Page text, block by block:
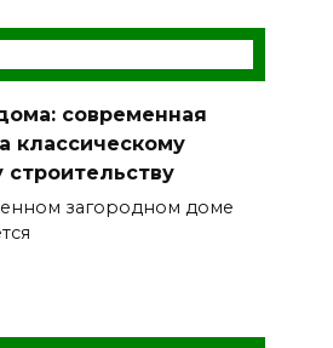
современная
классическому
загородном доме